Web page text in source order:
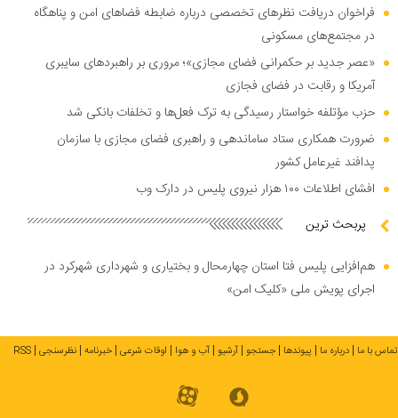
فراخوان دریافت نظر‌های تخصصی درباره ضابطه فضا‌های امن و پناهگاه
در مجتمع‌های مسکونی
«عصر جدید بر حکمرانی فضای مجازی»؛ مروری بر راهبرد‌های سایبری
آمریکا و رقابت در فضای فجازی
حزب مؤتلفه خواستار رسیدگی به ترک فعل‌ها و تخلفات بانکی شد
ضرورت همکاری ستاد ساماندهی و راهبری فضای مجازی با سازمان
پدافند غیرعامل کشور
افشای اطلاعات ۱۰۰ هزار نیروی پلیس در دارک وب
پربحث ترین
هم‌افزایی پلیس فتا استان چهارمحال و بختیاری و شهرداری شهرکرد در
اجرای پویش ملی «کلیک امن»
تماس با ما درباره ما پیوندها جستجو آرشیو آب و هوا اوقات شرعی خبرنامه نظرسنجی RSS